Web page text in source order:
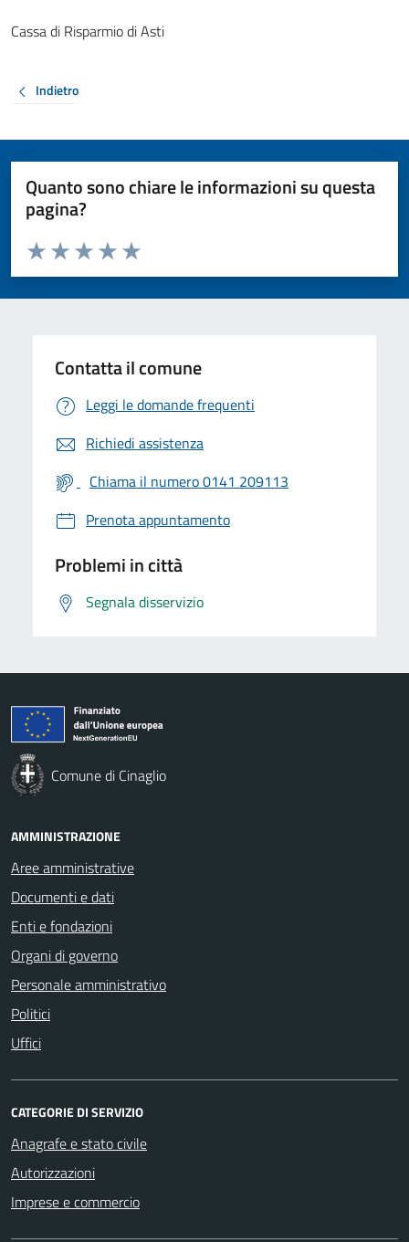
Cassa di Risparmio di Asti
Indietro
Quanto sono chiare le informazioni su questa
pagina?
Valuta da 1 a 5 stelle la pagina
Valuta 5 stelle su 5
Valuta 4 stelle su 5
Valuta 3 stelle su 5
Valuta 2 stelle su 5
Valuta 1 stelle su 5
Contatta il comune
Leggi le domande frequenti
Richiedi assistenza
Chiama il numero 0141 209113
Prenota appuntamento
Problemi in città
Segnala disservizio
Comune di Cinaglio
AMMINISTRAZIONE
Aree amministrative
Documenti e dati
Enti e fondazioni
Organi di governo
Personale amministrativo
Politici
Uffici
CATEGORIE DI SERVIZIO
Anagrafe e stato civile
Autorizzazioni
Imprese e commercio